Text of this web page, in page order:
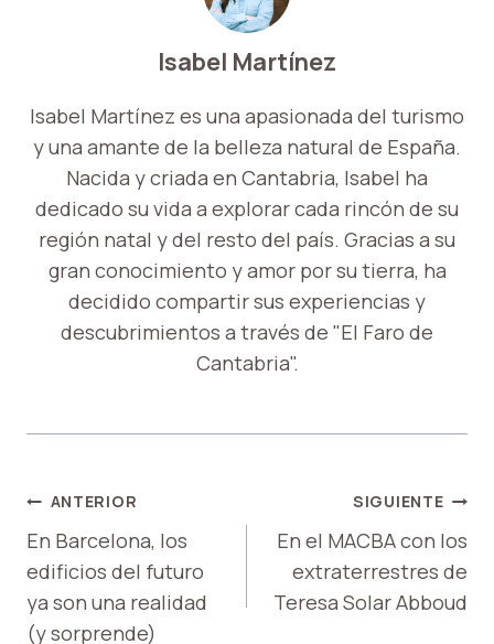
Isabel Martínez
Isabel Martínez es una apasionada del turismo
y una amante de la belleza natural de España.
Nacida y criada en Cantabria, Isabel ha
dedicado su vida a explorar cada rincón de su
región natal y del resto del país. Gracias a su
gran conocimiento y amor por su tierra, ha
decidido compartir sus experiencias y
descubrimientos a través de "El Faro de
Cantabria".
NAVEGACIÓN
DE
ENTRADAS
ANTERIOR
En Barcelona, ​​los
edificios del futuro
ya son una realidad
(y sorprende)
SIGUIENTE
En el MACBA con los
extraterrestres de
Teresa Solar Abboud